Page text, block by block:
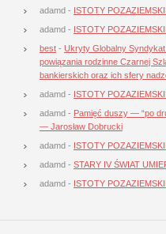
adamd - ISTOTY
adamd - ISTOTY
best - Ukryty Globalny
powiązania rodzinne Czarnej
bankierskich oraz ich sfery
adamd - ISTOTY
adamd - Pamięć duszy — “po
— Jarosław Dobrucki
adamd - ISTOTY
adamd - STARY IV ŚWIAT
adamd - ISTOTY